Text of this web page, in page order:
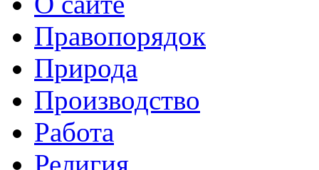
Правопорядок
Природа
Производство
Работа
Религия